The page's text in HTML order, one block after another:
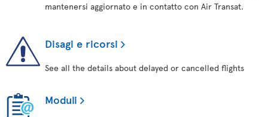
mantenersi aggiornato e in contatto con Air Transat.
Disagi e ricorsi
See all the details about delayed or cancelled flights
Moduli